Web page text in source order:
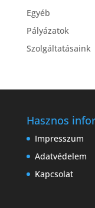
Egyéb
Pályázatok
Szolgáltatásaink
Hasznos
Impresszum
Adatvédelem
Kapcsolat